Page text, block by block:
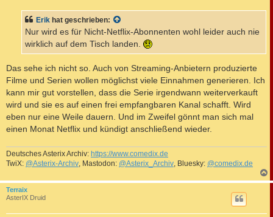
r
a
Erik hat geschrieben:
Nur wird es für Nicht-Netflix-Abonnenten wohl leider auch nie
wirklich auf dem Tisch landen.
Das sehe ich nicht so. Auch von Streaming-Anbietern produzierte
Filme und Serien wollen möglichst viele Einnahmen generieren. Ich
kann mir gut vorstellen, dass die Serie irgendwann weiterverkauft
wird und sie es auf einen frei empfangbaren Kanal schafft. Wird
eben nur eine Weile dauern. Und im Zweifel gönnt man sich mal
einen Monat Netflix und kündigt anschließend wieder.
Deutsches Asterix Archiv: https://www.comedix.de
TwiX: @Asterix-Archiv, Mastodon: @Asterix_Archiv, Bluesky: @comedix.de
a
Terraix
AsterIX Druid